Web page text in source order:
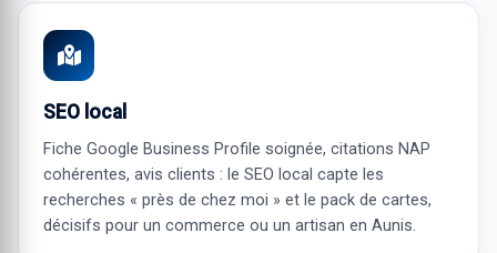
SEO local
Fiche Google Business Profile soignée, citations NAP
cohérentes, avis clients : le SEO local capte les
recherches « près de chez moi » et le pack de cartes,
décisifs pour un commerce ou un artisan en Aunis.